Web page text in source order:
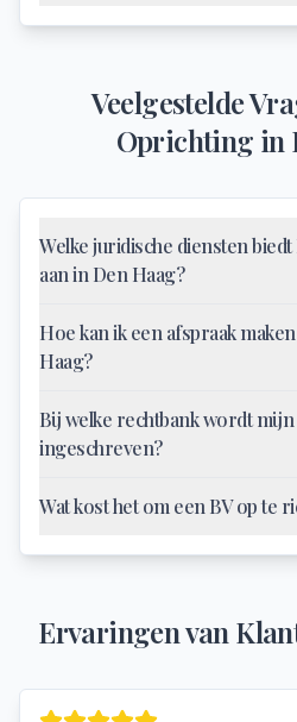
Veelgestelde
Oprichting in
Welke juridische diensten
aan in Den Haag?
Hoe kan ik een afspraak
Haag?
Bij welke rechtbank wordt mijn
ingeschreven?
Wat kost het om een BV op te
Ervaringen van